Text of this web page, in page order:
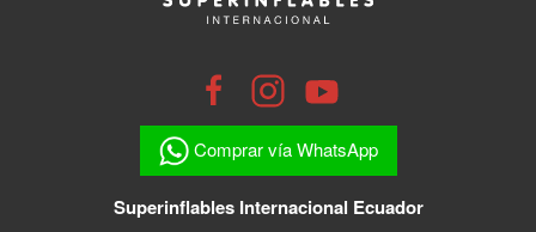
Comprar vía WhatsApp
Superinflables Internacional Ecuador